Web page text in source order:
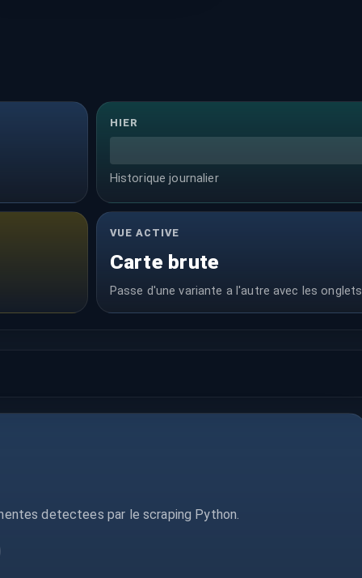
HIER
Historique journalier
VUE ACTIVE
Carte brute
Passe d'une variante a l'autre avec les onglets
detectees par le scraping Python.